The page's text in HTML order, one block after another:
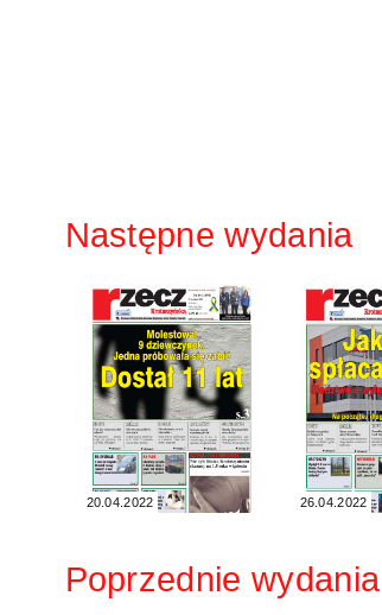
Następne wydania
20.04.2022 26.04.2022
Poprzednie wydania